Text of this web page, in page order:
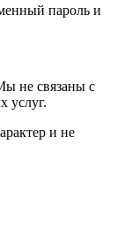
пароль и
не связаны с
услуг.
и не